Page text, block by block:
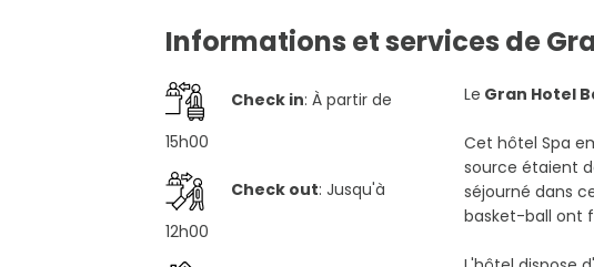
Informations et services de
Check in: À partir de
15h00
Check out: Jusqu'à
12h00
Le Gran Hotel
Cet hôtel Spa
source étaient
séjourné dans
basket-ball ont